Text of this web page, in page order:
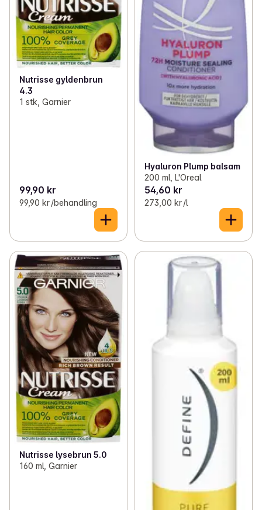
Nutrisse gyldenbrun
4.3
1 stk, Garnier
99,90 kr
99,90 kr /behandling
Hyaluron Plump balsam
200 ml, L'Oreal
54,60 kr
273,00 kr /l
Nutrisse lysebrun 5.0
160 ml, Garnier